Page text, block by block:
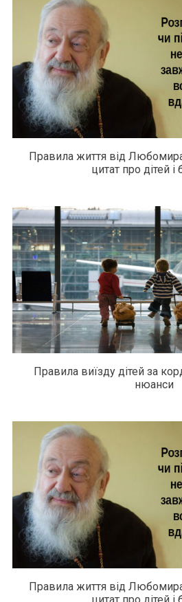
Правила життя від
цитат про дітей і
Правила виїзду дітей за
нюанси
Правила життя від
цитат про дітей і